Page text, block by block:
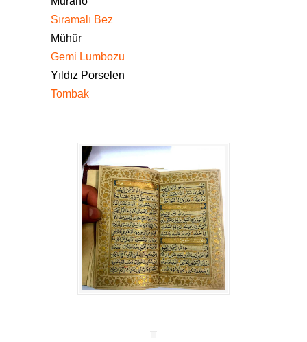
Sıramalı Bez
Mühür
Gemi Lumbozu
Yıldız Porselen
Tombak